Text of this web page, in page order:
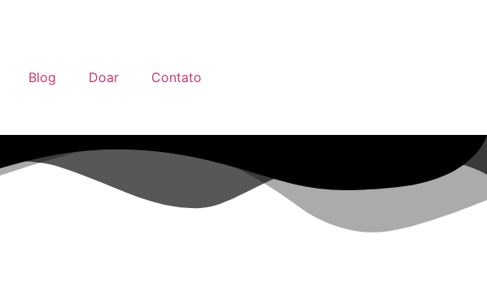
Blog Doar Contato